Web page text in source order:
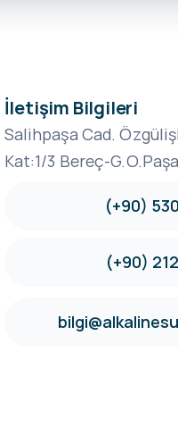
İletişim Bilgileri
Salihpaşa Cad.
Kat:1/3 Bereç-
(+90)
(+90)